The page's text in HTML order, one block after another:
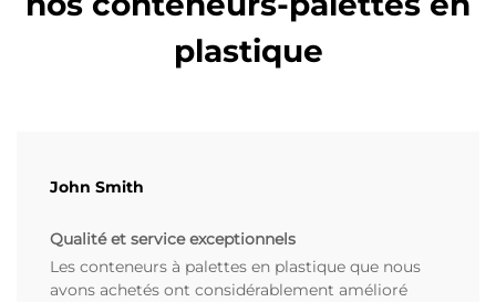
plastique
John Smith
Qualité et service exceptionnels
Les conteneurs à palettes en plastique que nous
avons achetés ont considérablement amélioré